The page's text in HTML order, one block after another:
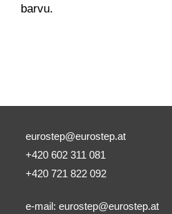
barvu.
eurostep@eurostep.at
+420 602 311 081
+420 721 822 092
e-mail:eurostep@eurostep.at